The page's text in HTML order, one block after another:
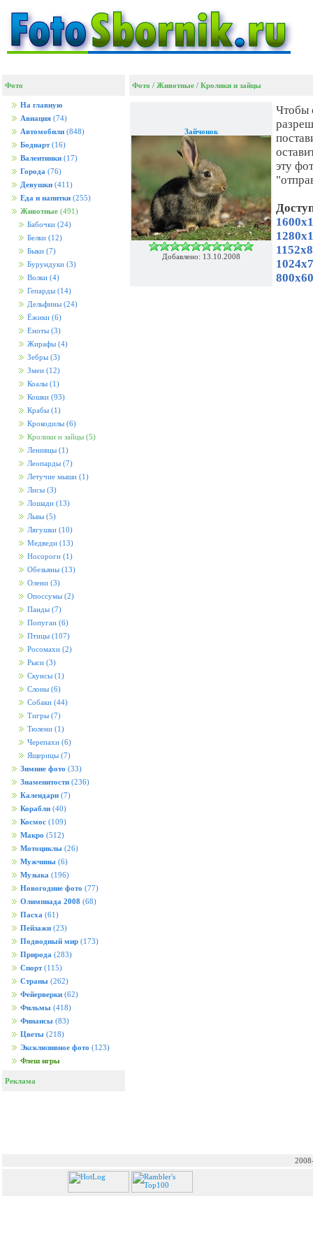
Фото
На главную
Авиация (74)
Автомобили (848)
Бодиарт (16)
Валентинки (17)
Города (76)
Девушки (411)
Еда и напитки (255)
Животные (491)
Бабочки (24)
Белки (12)
Быки (7)
Бурундуки (3)
Волки (4)
Гепарды (14)
Дельфины (24)
Ёжики (6)
Еноты (3)
Жирафы (4)
Зебры (3)
Змеи (12)
Коалы (1)
Кошки (93)
Крабы (1)
Крокодилы (6)
Кролики и зайцы (5)
Ленивцы (1)
Леопарды (7)
Летучие мыши (1)
Лисы (3)
Лошади (13)
Львы (5)
Лягушки (10)
Медведи (13)
Носороги (1)
Обезьяны (13)
Олени (3)
Опоссумы (2)
Панды (7)
Попугаи (6)
Птицы (107)
Росомахи (2)
Рыси (3)
Скунсы (1)
Слоны (6)
Собаки (44)
Тигры (7)
Тюлени (1)
Черепахи (6)
Ящерицы (7)
Зимние фото (33)
Знаменитости (236)
Календари (7)
Корабли (40)
Космос (109)
Макро (512)
Мотоциклы (26)
Мужчины (6)
Музыка (196)
Новогодние фото (77)
Олимпиада 2008 (68)
Пасха (61)
Пейзажи (23)
Подводный мир (173)
Природа (283)
Спорт (115)
Страны (262)
Фейерверки (62)
Фильмы (418)
Финансы (83)
Цветы (218)
Эксклюзивное фото (123)
Флеш игры
Реклама
Фото / Животные / Кролики и зайцы
Зайчонок
Добавлено: 13.10.2008
Чтобы
эту